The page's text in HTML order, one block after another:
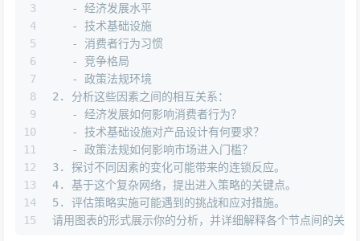
3
4
5
6
7
8
9
10
11
12
13
14
15
   -
经济发展水平
   -
技术基础设施
   -
消费者行为习惯
   -
竞争格局
   -
政策法规环境
2.
分析这些因素之间的相互关系：
   -
经济发展如何影响消费者行为？
   -
技术基础设施对产品设计有何要求？
   -
政策法规如何影响市场进入门槛？
3.
探讨不同因素的变化可能带来的连锁反应。
4.
基于这个复杂网络，提出进入策略的关键点。
5.
评估策略实施可能遇到的挑战和应对措施。
请用图表的形式展示你的分析，并详细解释各个节点间的关系